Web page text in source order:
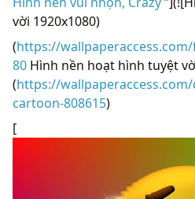
vời 1920x1080)
(https://
80 Hình nền hoạt hình tuyệt
(https://
cartoon-808615)
[